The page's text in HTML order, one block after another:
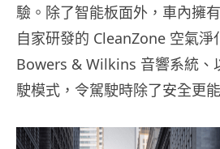
驗。除了智能板面外，車內擁有
自家研發的 CleanZone 空氣淨
Bowers & Wilkins 音響系統、
駛模式，令駕駛時除了安全更